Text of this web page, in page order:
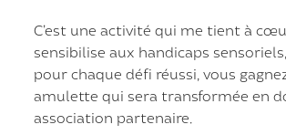
C’est une activité qui me tient à
sensibilise aux handicaps
pour chaque défi réussi, vous
amulette qui sera transformée en
association partenaire.